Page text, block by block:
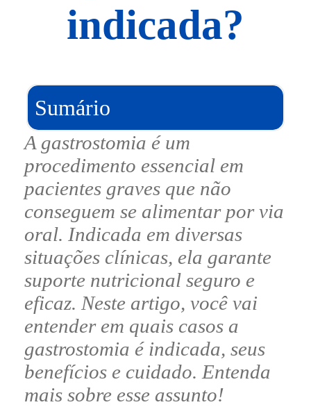
indicada?
Sumário
A gastrostomia é um
procedimento essencial em
pacientes graves que não
conseguem se alimentar por via
oral. Indicada em diversas
situações clínicas, ela garante
suporte nutricional seguro e
eficaz. Neste artigo, você vai
entender em quais casos a
gastrostomia é indicada, seus
benefícios e cuidado. Entenda
mais sobre esse assunto!